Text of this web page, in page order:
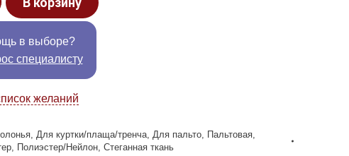
в выборе?
специалисту
желаний
, Для куртки/плаща/тренча, Для пальто, Пальтовая,
, Полиэстер/Нейлон, Стеганная ткань